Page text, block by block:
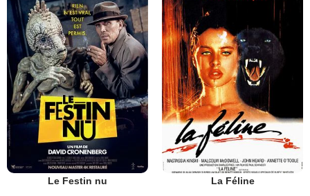
Le Festin nu La Féline